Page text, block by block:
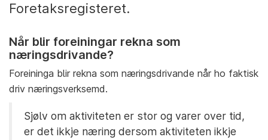
Foretaksregisteret.
Når blir foreiningar rekna som
næringsdrivande?
Foreininga blir rekna som næringsdrivande når ho faktisk
driv næringsverksemd.
Sjølv om aktiviteten er stor og varer over tid,
er det ikkje næring dersom aktiviteten ikkje